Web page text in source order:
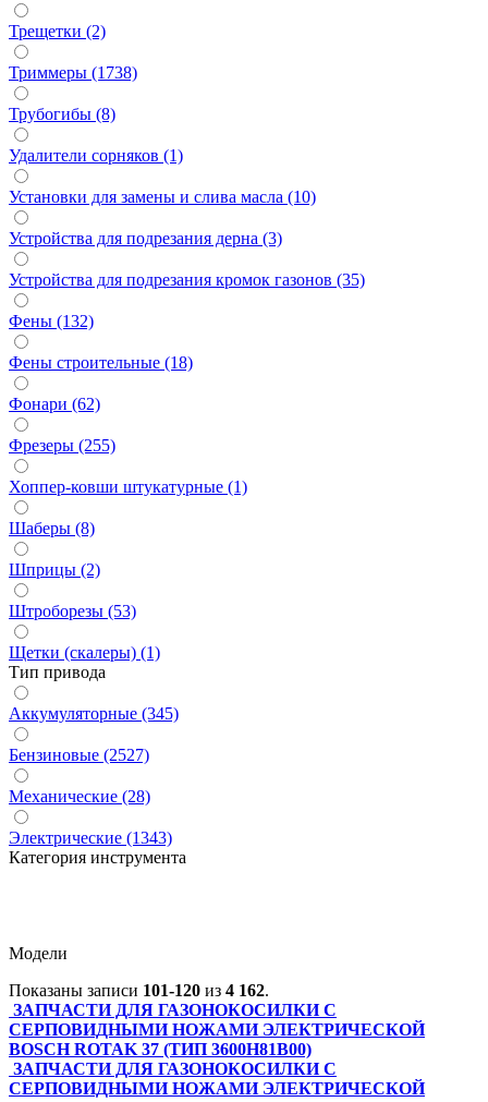
Трещетки (2)
Триммеры (1738)
Трубогибы (8)
Удалители сорняков (1)
Установки для замены и слива масла (10)
Устройства для подрезания дерна (3)
Устройства для подрезания кромок газонов (35)
Фены (132)
Фены строительные (18)
Фонари (62)
Фрезеры (255)
Хоппер-ковши штукатурные (1)
Шаберы (8)
Шприцы (2)
Штроборезы (53)
Щетки (скалеры) (1)
Тип привода
Аккумуляторные (345)
Бензиновые (2527)
Механические (28)
Электрические (1343)
Категория инструмента
Модели
Показаны записи 101-120 из 4 162.
ЗАПЧАСТИ ДЛЯ ГАЗОНОКОСИЛКИ С
СЕРПОВИДНЫМИ НОЖАМИ ЭЛЕКТРИЧЕСКОЙ
BOSCH ROTAK 37 (ТИП 3600H81B00)
ЗАПЧАСТИ ДЛЯ ГАЗОНОКОСИЛКИ С
СЕРПОВИДНЫМИ НОЖАМИ ЭЛЕКТРИЧЕСКОЙ